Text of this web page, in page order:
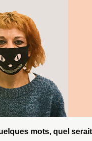
mots, quel